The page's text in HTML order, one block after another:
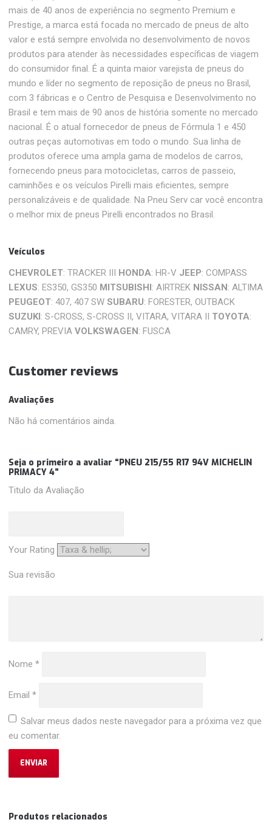
mais de 40 anos de experiência no segmento Premium e
Prestige, a marca está focada no mercado de pneus de alto
valor e está sempre envolvida no desenvolvimento de novos
produtos para atender às necessidades específicas de viagem
do consumidor final. É a quinta maior varejista de pneus do
mundo e líder no segmento de reposição de pneus no Brasil,
com 3 fábricas e o Centro de Pesquisa e Desenvolvimento no
Brasil e tem mais de 90 anos de história somente no mercado
nacional. É o atual fornecedor de pneus de Fórmula 1 e 450
outras peças automotivas em todo o mundo. Sua linha de
produtos oferece uma ampla gama de modelos de carros,
fornecendo pneus para motocicletas, carros de passeio,
caminhões e os veículos Pirelli mais eficientes, sempre
personalizáveis ​​e de qualidade. Na Pneu Serv car você encontra
o melhor mix de pneus Pirelli encontrados no Brasil.
Veículos
CHEVROLET: TRACKER III HONDA: HR-V JEEP: COMPASS
LEXUS: ES350, GS350 MITSUBISHI: AIRTREK NISSAN: ALTIMA
PEUGEOT: 407, 407 SWSUBARU: FORESTER, OUTBACK
SUZUKI: S-CROSS, S-CROSS II, VITARA, VITARA II TOYOTA:
CAMRY, PREVIAVOLKSWAGEN: FUSCA
Customer reviews
Avaliações
Não há comentários ainda.
Seja o primeiro a avaliar “PNEU 215/55 R17 94V MICHELIN
PRIMACY 4”
Titulo da Avaliação
Your Rating
Sua revisão
Nome*
Email*
Salvar meus dados neste navegador para a próxima vez que
eu comentar.
Produtos relacionados